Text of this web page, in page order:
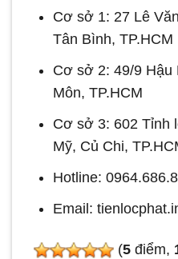
Cơ sở 1: 27 Lê
Tân Bình, TP.HCM
Cơ sở 2: 49/9 Hậu
Môn, TP.HCM
Cơ sở 3: 602 Tỉnh
Mỹ, Củ Chi,
Hotline:
Email:
(5 điểm,